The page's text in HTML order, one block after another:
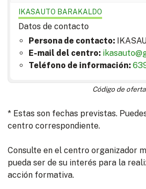
IKASAUTO BARAKALDO
Datos de contacto
Persona de contacto:
E-mail del centro:
Teléfono de información:
Código de
* Estas son fechas previstas.
centro correspondiente.
Consulte en el centro organizador
pueda ser de su interés para la
acción formativa.